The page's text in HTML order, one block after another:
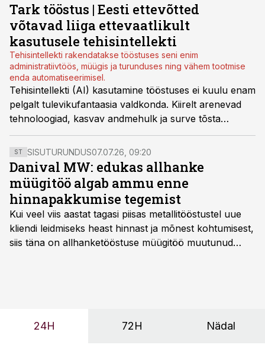
Tark tööstus | Eesti ettevõtted
võtavad liiga ettevaatlikult
kasutusele tehisintellekti
Tehisintellekti rakendatakse tööstuses seni enim
administratiivtöös, müügis ja turunduses ning vähem tootmise
enda automatiseerimisel.
Tehisintellekti (AI) kasutamine tööstuses ei kuulu enam
pelgalt tulevikufantaasia valdkonda. Kiirelt arenevad
tehnoloogiad, kasvav andmehulk ja surve tõsta
efektiivsust on muutnud AI praktiliseks tööriistaks,
mida ettevõtted üle maailma järjest enam kasutavad.
Samas pole AI rakendamine lihtne – see eeldab
muutusi nii tehnoloogilises kui ka organisatsioonilises
plaanis.
ST SISUTURUNDUS07.07.26, 09:20
Danival MW: edukas allhanke
müügitöö algab ammu enne
hinnapakkumise tegemist
Kui veel viis aastat tagasi piisas metallitööstustel uue
kliendi leidmiseks heast hinnast ja mõnest kohtumisest,
siis täna on allhanketööstuse müügitöö muutunud
24H 72H Nädal